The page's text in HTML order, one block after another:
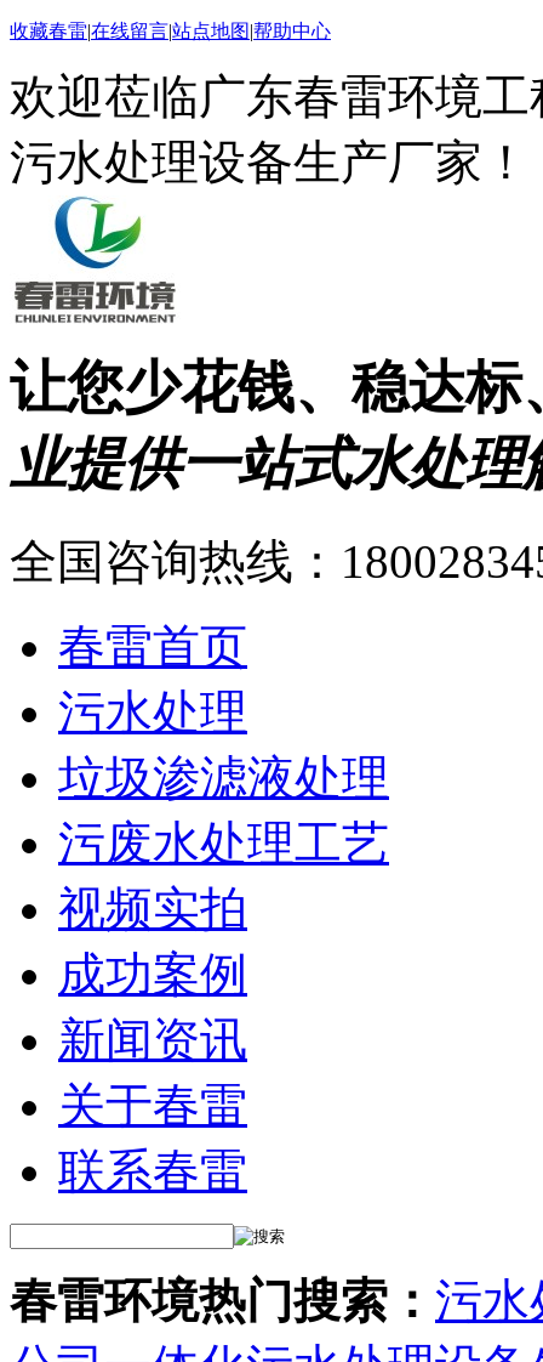
收藏春雷|在线留言|站点地图|帮助中心
欢迎莅临广东春雷环境
污水处理设备生产厂家！
让您少花钱、稳达标
业提供一站式水处理
全国咨询热线：
春雷首页
污水处理
垃圾渗滤液处理
污废水处理工艺
视频实拍
成功案例
新闻资讯
关于春雷
联系春雷
春雷环境热门搜索： 污水